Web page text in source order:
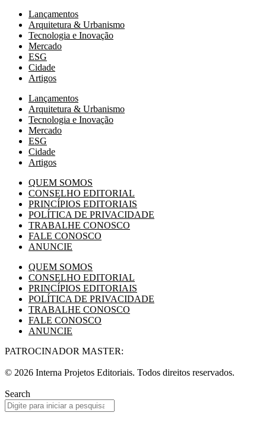
Lançamentos
Arquitetura & Urbanismo
Tecnologia e Inovação
Mercado
ESG
Cidade
Artigos
Lançamentos
Arquitetura & Urbanismo
Tecnologia e Inovação
Mercado
ESG
Cidade
Artigos
QUEM SOMOS
CONSELHO EDITORIAL
PRINCÍPIOS EDITORIAIS
POLÍTICA DE PRIVACIDADE
TRABALHE CONOSCO
FALE CONOSCO
ANUNCIE
QUEM SOMOS
CONSELHO EDITORIAL
PRINCÍPIOS EDITORIAIS
POLÍTICA DE PRIVACIDADE
TRABALHE CONOSCO
FALE CONOSCO
ANUNCIE
PATROCINADOR MASTER:
© 2026 Interna Projetos Editoriais. Todos direitos reservados.
Search